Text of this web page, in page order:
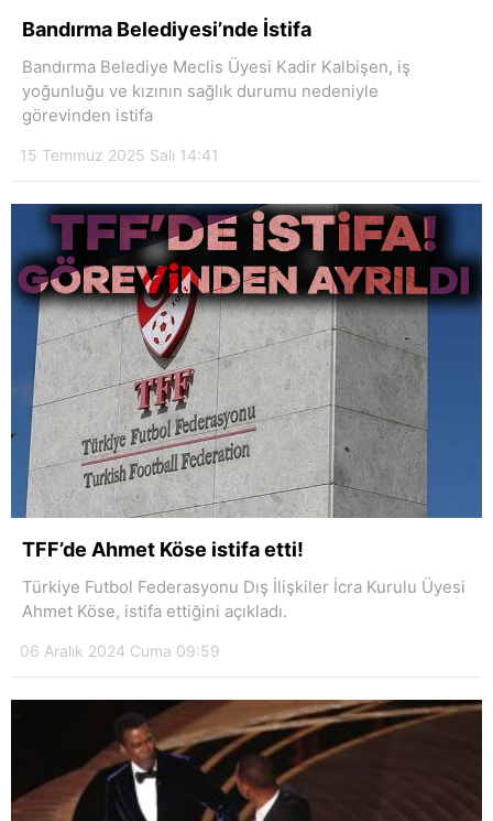
Instagram
Youtube
Bandırma Belediyesi’nde İstifa
Bandırma Belediye Meclis Üyesi Kadir Kalbişen, iş
yoğunluğu ve kızının sağlık durumu nedeniyle
görevinden istifa
15 Temmuz 2025 Salı 14:41
TFF’de Ahmet Köse istifa etti!
Türkiye Futbol Federasyonu Dış İlişkiler İcra Kurulu Üyesi
Ahmet Köse, istifa ettiğini açıkladı.
06 Aralık 2024 Cuma 09:59